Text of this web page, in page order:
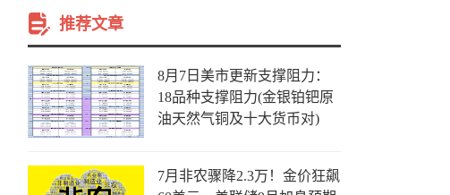
推荐文章
8月7日美市更新支撑阻力：
18品种支撑阻力(金银铂钯原
油天然气铜及十大货币对)
7月非农骤降2.3万！金价狂飙